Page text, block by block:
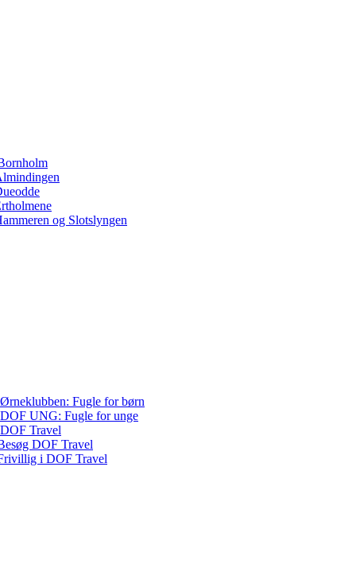
og Slotslyngen
Ørneklubben: Fugle for børn
DOF UNG: Fugle for unge
DOF Travel
DOF Travel
i DOF Travel